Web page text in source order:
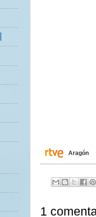
Aragón
1